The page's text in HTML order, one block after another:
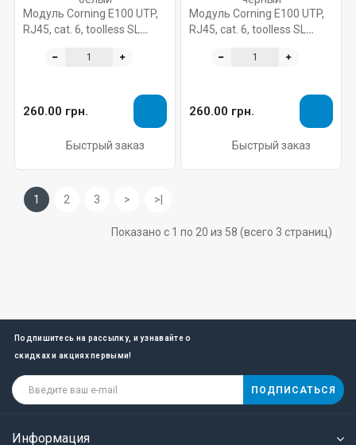
Модуль Corning E100 UTP,
RJ45, cat. 6, toolless SL
260.00 грн.
Быстрый заказ
Модуль Corning E100 UTP,
RJ45, cat. 6, toolless SL
260.00 грн.
Быстрый заказ
1 2 3 > >|
Показано с 1 по 20 из 58 (всего 3 страниц)
Подпишитесь на рассылку, и узнавайте о
скидках и акциях первыми!
ПОДПИСАТЬСЯ
Информация